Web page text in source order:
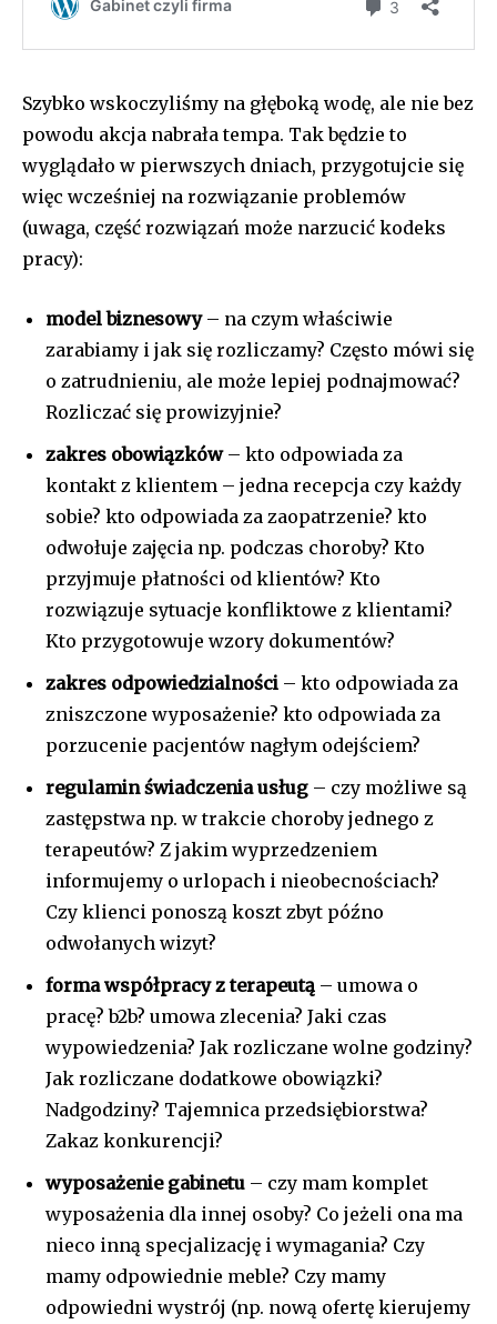
Szybko wskoczyliśmy na głęboką wodę, ale nie bez
powodu akcja nabrała tempa. Tak będzie to
wyglądało w pierwszych dniach, przygotujcie się
więc wcześniej na rozwiązanie problemów
(uwaga, część rozwiązań może narzucić kodeks
pracy):
model biznesowy– na czym właściwie
zarabiamy i jak się rozliczamy? Często mówi się
o zatrudnieniu, ale może lepiej podnajmować?
Rozliczać się prowizyjnie?
zakres obowiązków– kto odpowiada za
kontakt z klientem – jedna recepcja czy każdy
sobie? kto odpowiada za zaopatrzenie? kto
odwołuje zajęcia np. podczas choroby? Kto
przyjmuje płatności od klientów? Kto
rozwiązuje sytuacje konfliktowe z klientami?
Kto przygotowuje wzory dokumentów?
zakres odpowiedzialności – kto odpowiada za
zniszczone wyposażenie? kto odpowiada za
porzucenie pacjentów nagłym odejściem?
regulamin świadczenia usług – czy możliwe są
zastępstwa np. w trakcie choroby jednego z
terapeutów? Z jakim wyprzedzeniem
informujemy o urlopach i nieobecnościach?
Czy klienci ponoszą koszt zbyt późno
odwołanych wizyt?
forma współpracy z terapeutą – umowa o
pracę? b2b? umowa zlecenia? Jaki czas
wypowiedzenia? Jak rozliczane wolne godziny?
Jak rozliczane dodatkowe obowiązki?
Nadgodziny? Tajemnica przedsiębiorstwa?
Zakaz konkurencji?
wyposażenie gabinetu – czy mam komplet
wyposażenia dla innej osoby? Co jeżeli ona ma
nieco inną specjalizację i wymagania? Czy
mamy odpowiednie meble? Czy mamy
odpowiedni wystrój (np. nową ofertę kierujemy